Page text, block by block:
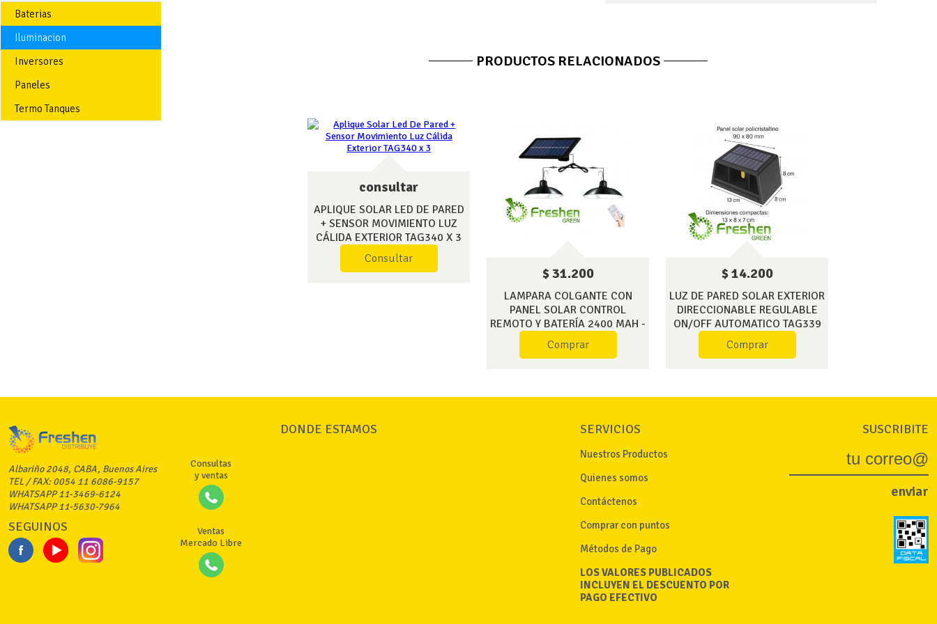
Baterias
Iluminacion
Inversores
Paneles
Termo Tanques
PRODUCTOS RELACIONADOS
consultar
APLIQUE SOLAR LED DE PARED
+ SENSOR MOVIMIENTO LUZ
CÁLIDA EXTERIOR TAG340 X 3
Consultar
$ 31.200
LAMPARA COLGANTE CON
PANEL SOLAR CONTROL
REMOTO Y BATERÍA 2400 MAH -
LUZ FRÍA 6500K TAG347
Comprar
$ 14.200
LUZ DE PARED SOLAR EXTERIOR
DIRECCIONABLE REGULABLE
ON/OFF AUTOMATICO TAG339
Comprar
Albariño 2048, CABA, Buenos Aires
TEL / FAX: 0054 11 6086-9157
WHATSAPP 11-3469-6124
WHATSAPP 11-5630-7964
SEGUINOS
Consultas
y ventas
Ventas
Mercado Libre
DONDE ESTAMOS SERVICIOS
Nuestros Productos
Quienes somos
Contáctenos
Comprar con puntos
Métodos de Pago
LOS VALORES PUBLICADOS
INCLUYEN EL DESCUENTO POR
PAGO EFECTIVO
SUSCRIBITE
enviar